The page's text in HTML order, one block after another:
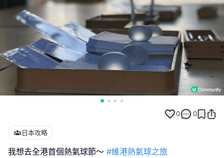
0 0
日本攻略
我想去全港首個熱氣球節～ #維港熱氣球之旅